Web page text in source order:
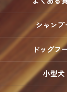
シャンプ
ドッグフ
小型犬